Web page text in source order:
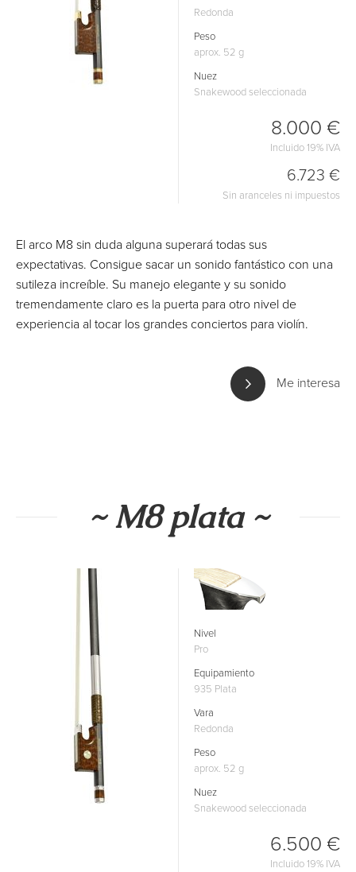
Redonda
Peso
aprox. 52 g
Nuez
Snakewood seleccionada
8.000 €
Incluido 19% IVA
6.723 €
Sin aranceles ni impuestos
El arco M8 sin duda alguna superará todas sus
expectativas. Consigue sacar un sonido fantástico con una
sutileza increíble. Su manejo elegante y su sonido
tremendamente claro es la puerta para otro nivel de
experiencia al tocar los grandes conciertos para violín.
Me interesa
~ M8 plata ~
Nivel
Pro
Equipamiento
935 Plata
Vara
Redonda
Peso
aprox. 52 g
Nuez
Snakewood seleccionada
6.500 €
Incluido 19% IVA